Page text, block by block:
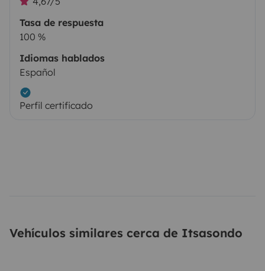
Tasa de respuesta
100 %
Idiomas hablados
Español
Perfil certificado
Vehículos similares cerca de Itsasondo